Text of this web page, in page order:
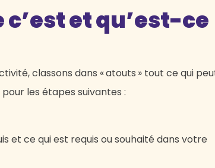
et qu’est-ce
classons dans « atouts » tout ce qui
les étapes suivantes :
et ce qui est requis ou souhaité dans votre